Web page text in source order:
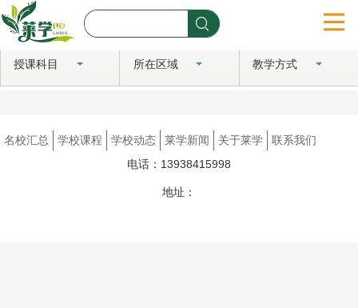
首页
学校课程
授课科目 所在区域 教学方式
名校汇总 学校课程 学校动态 莱学新闻 关于莱学
联系我们
电话：13938415998
地址：